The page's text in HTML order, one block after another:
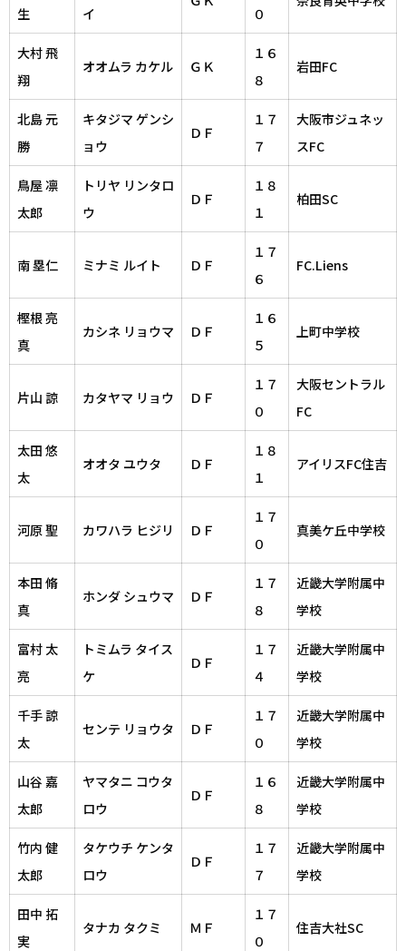
生 イ ０
大村 飛
翔
オオムラ カケル ＧＫ
１６
８
岩田FC
北島 元
勝
キタジマ ゲンシ
ョウ
ＤＦ
１７
７
大阪市ジュネッ
スFC
鳥屋 凛
太郎
トリヤ リンタロ
ウ
ＤＦ
１８
１
柏田SC
南 塁仁 ミナミ ルイト ＤＦ
１７
６
FC.Liens
樫根 亮
真
カシネ リョウマ ＤＦ
１６
５
上町中学校
片山 諒 カタヤマ リョウ ＤＦ
１７
０
大阪セントラル
FC
太田 悠
太
オオタ ユウタ ＤＦ
１８
１
アイリスFC住吉
河原 聖 カワハラ ヒジリ ＤＦ
１７
０
真美ケ丘中学校
本田 脩
真
ホンダ シュウマ ＤＦ
１７
８
近畿大学附属中
学校
富村 太
亮
トミムラ タイス
ケ
ＤＦ
１７
４
近畿大学附属中
学校
千手 諒
太
センテ リョウタ ＤＦ
１７
０
近畿大学附属中
学校
山谷 嘉
太郎
ヤマタニ コウタ
ロウ
ＤＦ
１６
８
近畿大学附属中
学校
竹内 健
太郎
タケウチ ケンタ
ロウ
ＤＦ
１７
７
近畿大学附属中
学校
田中 拓
実
タナカ タクミ ＭＦ
１７
０
住吉大社SC